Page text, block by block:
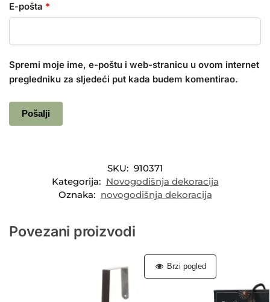
E-pošta *
Spremi moje ime, e-poštu i web-stranicu u ovom internet
pregledniku za sljedeći put kada budem komentirao.
SKU: 910371
Kategorija: Novogodišnja dekoracija
Oznaka: novogodišnja dekoracija
Povezani proizvodi
Brzi pogled